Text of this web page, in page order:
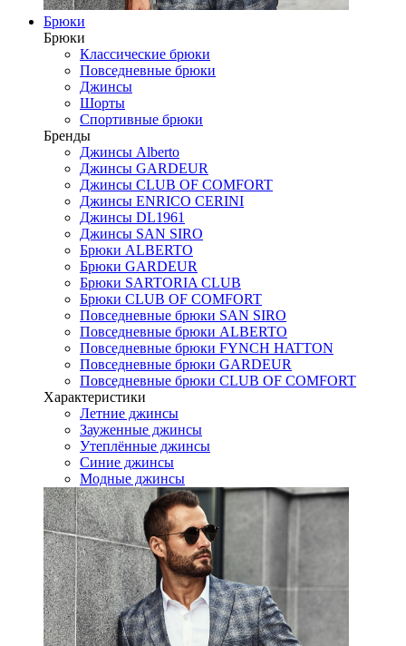
Брюки
Брюки
Классические брюки
Повседневные брюки
Джинсы
Шорты
Спортивные брюки
Бренды
Джинсы Alberto
Джинсы GARDEUR
Джинсы CLUB OF COMFORT
Джинсы ENRICO CERINI
Джинсы DL1961
Джинсы SAN SIRO
Брюки ALBERTO
Брюки GARDEUR
Брюки SARTORIA CLUB
Брюки CLUB OF COMFORT
Повседневные брюки SAN SIRO
Повседневные брюки ALBERTO
Повседневные брюки FYNCH HATTON
Повседневные брюки GARDEUR
Повседневные брюки CLUB OF COMFORT
Характеристики
Летние джинсы
Зауженные джинсы
Утеплённые джинсы
Синие джинсы
Модные джинсы